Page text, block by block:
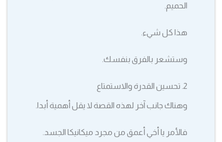
الحميم.
هذا كل شيء.
وستشعر بالفرق بنفسك.
2. تحسين القدرة والاستمتاع
وهناك جانب آخر لهذه القصة لا يقل أهمية أبدا.
فالأمر يا أخي أعمق من مجرد ميكانيكا الجسد.